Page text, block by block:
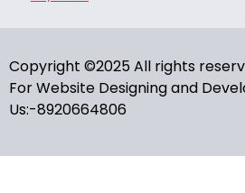
Copyright ©2025 All rights
For Website Designing and
Us:-8920664806